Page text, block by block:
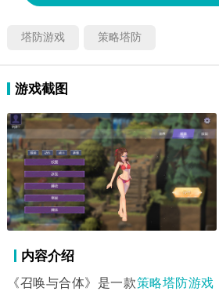
塔防游戏 策略塔防
游戏截图
内容介绍
《召唤与合体》是一款策略塔防游戏